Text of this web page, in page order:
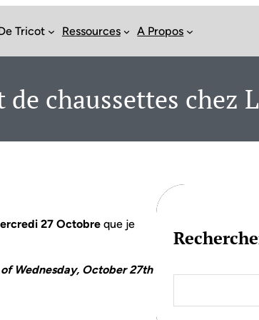
Tricot Ressources A Propos
chaussettes chez
27 Octobre que je
Wednesday, October 27th
a